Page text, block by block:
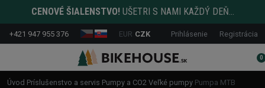
CENOVÉ ŠIALENSTVO! UŠETRI S NAMI KAŽDÝ DEŇ...
+421 947 955 376 EUR CZK Prihlásenie Registrácia
0
Úvod Príslušenstvo a servis Pumpy a CO2 Veľké pumpy Pumpa MTB